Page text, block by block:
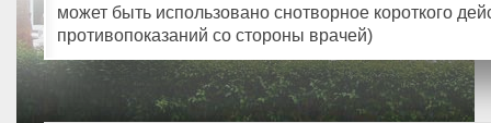
может быть использовано снотворное короткого
противопоказаний со стороны врачей)